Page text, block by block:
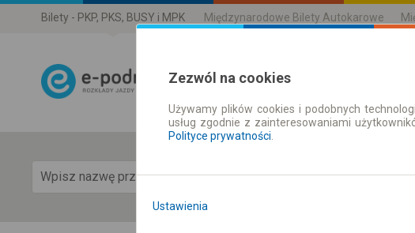
Bilety - PKP, PKS, BUSY i MPK Międzynarodowe Bilety Autokarowe
Rozkład Jazdy | Bilety
Pokaż rozkład
Zezwól na cookies
Używamy plików cookies i podobnych
usług zgodnie z zainteresowaniami
Polityce prywatności
Ustawienia